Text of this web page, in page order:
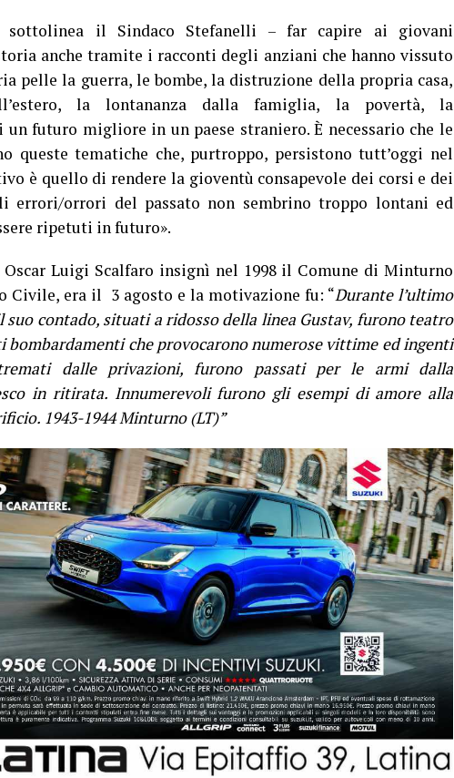
sottolinea il Sindaco Stefanelli – far capire ai giovani
anche tramite i racconti degli anziani che hanno vissuto
pelle la guerra, le bombe, la distruzione della propria casa,
la lontananza dalla famiglia, la povertà, la
futuro migliore in un paese straniero. È necessario che le
queste tematiche che, purtroppo, persistono tutt’oggi nel
è quello di rendere la gioventù consapevole dei corsi e dei
errori/orrori del passato non sembrino troppo lontani ed
ripetuti in futuro».
Luigi Scalfaro insignì nel 1998 il Comune di Minturno
Civile, era il 3 agosto e la motivazione fu: “Durante l’ultimo
contado, situati a ridosso della linea Gustav, furono teatro
che provocarono numerose vittime ed ingenti
dalle privazioni, furono passati per le armi dalla
in ritirata. Innumerevoli furono gli esempi di amore alla
1943-1944 Minturno (LT)”